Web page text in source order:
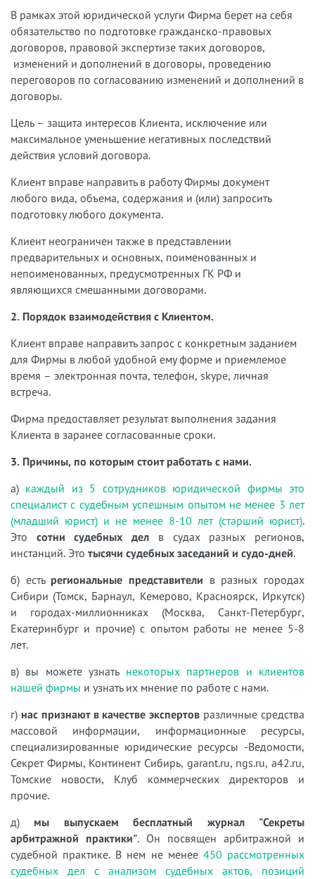
В рамках этой юридической услуги Фирма берет на себя
обязательство по подготовке гражданско-правовых
договоров, правовой экспертизе таких договоров,
изменений и дополнений в договоры, проведению
переговоров по согласованию изменений и дополнений в
договоры.
Цель – защита интересов Клиента, исключение или
максимальное уменьшение негативных последствий
действия условий договора.
Клиент вправе направить в работу Фирмы документ
любого вида, объема, содержания и (или) запросить
подготовку любого документа.
Клиент неограничен также в представлении
предварительных и основных, поименованных и
непоименованных, предусмотренных ГК РФ и
являющихся смешанными договорами.
2. Порядок взаимодействия с Клиентом.
Клиент вправе направить запрос с конкретным заданием
для Фирмы в любой удобной ему форме и приемлемое
время – электронная почта, телефон, skype, личная
встреча.
Фирма предоставляет результат выполнения задания
Клиента в заранее согласованные сроки.
3. Причины, по которым стоит работать с нами.
а) каждый из 5 сотрудников юридической фирмы это
специалист с судебным успешным опытом не менее 3 лет
(младший юрист) и не менее 8-10 лет (старший юрист).
Это сотни судебных дел в судах разных регионов,
инстанций. Это тысячи судебных заседаний и судо-дней.
б) есть региональные представители в разных городах
Сибири (Томск, Барнаул, Кемерово, Красноярск, Иркутск)
и городах-миллионниках (Москва, Санкт-Петербург,
Екатеринбург и прочие) с опытом работы не менее 5-8
лет.
в) вы можете узнать некоторых партнеров и клиентов
нашей фирмы и узнать их мнение по работе с нами.
г) нас признают в качестве экспертов различные средства
массовой информации, информационные ресурсы,
специализированные юридические ресурсы -Ведомости,
Секрет Фирмы, Континент Сибирь, garant.ru, ngs.ru, a42.ru,
Томские новости, Клуб коммерческих директоров и
прочие.
д) мы выпускаем бесплатный журнал "Секреты
арбитражной практики". Он посвящен арбитражной и
судебной практике. В нем не менее 450 рассмотренных
судебных дел с анализом судебных актов, позиций